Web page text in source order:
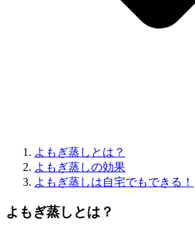
よもぎ蒸しとは？
よもぎ蒸しの効果
よもぎ蒸しは自宅でもできる！
よもぎ蒸しとは？